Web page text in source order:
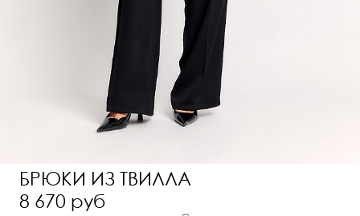
БРЮКИ ИЗ ТВИЛЛА
8 670 руб